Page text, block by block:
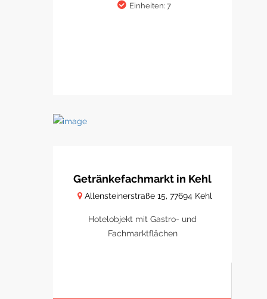
Einheiten: 7
Getränkefachmarkt in Kehl
Allensteinerstraße 15, 77694 Kehl
Hotelobjekt mit Gastro- und
Fachmarktflächen